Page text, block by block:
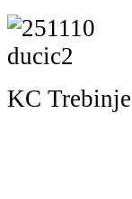
KC Trebinje